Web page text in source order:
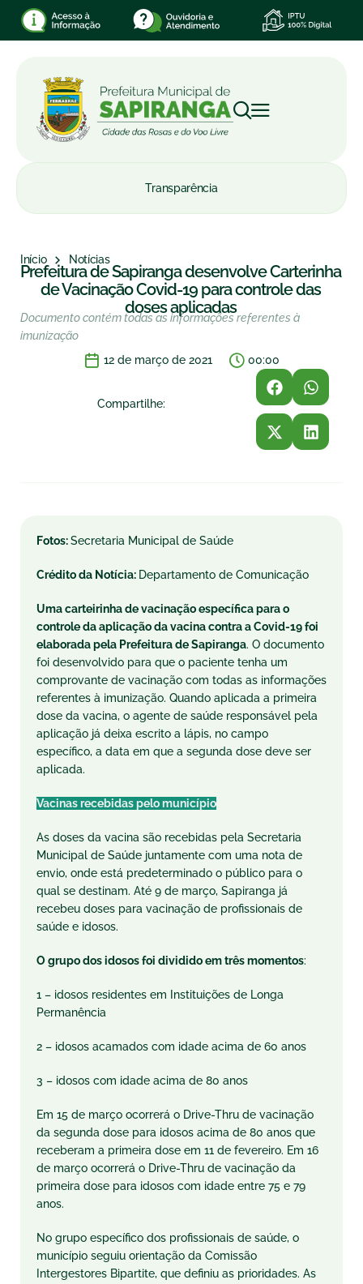
Transparência
Início Notícias
Prefeitura de Sapiranga desenvolve Carterinha
de Vacinação Covid-19 para controle das
doses aplicadas
Documento contém todas as informações referentes à
imunização
12 de março de 2021
00:00
Compartilhe:
Fotos:Secretaria Municipal de Saúde
Crédito da Notícia: Departamento de Comunicação
Uma carteirinha de vacinação específica para o
controle da aplicação da vacina contra a Covid-19 foi
elaborada pela Prefeitura de Sapiranga. O documento
foi desenvolvido para que o paciente tenha um
comprovante de vacinação com todas as informações
referentes à imunização. Quando aplicada a primeira
dose da vacina, o agente de saúde responsável pela
aplicação já deixa escrito a lápis, no campo
específico, a data em que a segunda dose deve ser
aplicada.
Vacinas recebidas pelo município
As doses da vacina são recebidas pela Secretaria
Municipal de Saúde juntamente com uma nota de
envio, onde está predeterminado o público para o
qual se destinam. Até 9 de março, Sapiranga já
recebeu doses para vacinação de profissionais de
saúde e idosos.
O grupo dos idosos foi dividido em três momentos:
1 – idosos residentes em Instituições de Longa
Permanência
2 – idosos acamados com idade acima de 60 anos
3 – idosos com idade acima de 80 anos
Em 15 de março ocorrerá o Drive-Thru de vacinação
da segunda dose para idosos acima de 80 anos que
receberam a primeira dose em 11 de fevereiro. Em 16
de março ocorrerá o Drive-Thru de vacinação da
primeira dose para idosos com idade entre 75 e 79
anos.
No grupo específico dos profissionais de saúde, o
município seguiu orientação da Comissão
Intergestores Bipartite, que definiu as prioridades. As